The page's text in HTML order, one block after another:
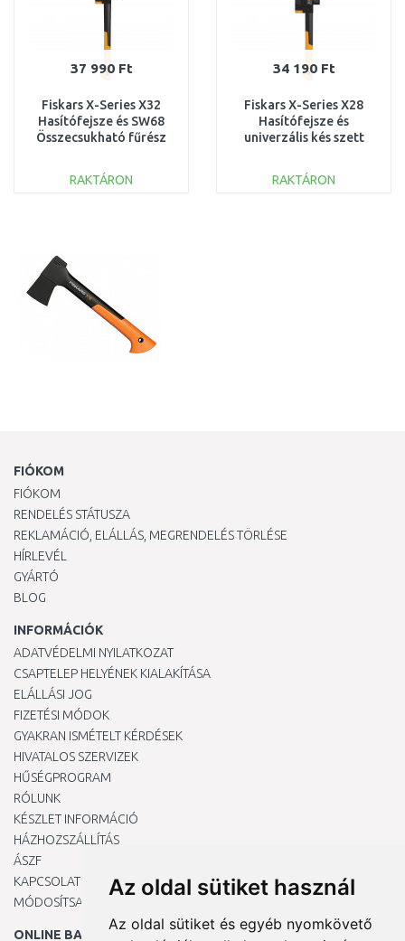
Az oldal sütiket használ
Az oldal sütiket és egyéb nyomkövető
37 990 Ft
Fiskars X-Series X32
Hasítófejsze és SW68
Összecsukható fűrész
RAKTÁRON
34 190 Ft
Fiskars X-Series X28
Hasítófejsze és
univerzális kés szett
RAKTÁRON
FIÓKOM
FIÓKOM
RENDELÉS STÁTUSZA
REKLAMÁCIÓ, ELÁLLÁS, MEGRENDELÉS TÖRLÉSE
HÍRLEVÉL
GYÁRTÓ
BLOG
INFORMÁCIÓK
ADATVÉDELMI NYILATKOZAT
CSAPTELEP HELYÉNEK KIALAKÍTÁSA
ELÁLLÁSI JOG
FIZETÉSI MÓDOK
GYAKRAN ISMÉTELT KÉRDÉSEK
HIVATALOS SZERVIZEK
HŰSÉGPROGRAM
RÓLUNK
KÉSZLET INFORMÁCIÓ
HÁZHOZSZÁLLÍTÁS
ÁSZF
KAPCSOLAT
MÓDOSÍTSA A COOKIE-BEÁLLÍTÁSAIMAT
ONLINE BANKKÁRTYÁVAL